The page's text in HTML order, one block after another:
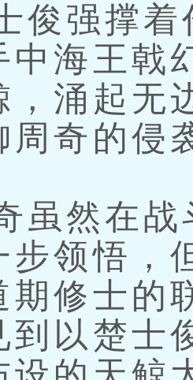
强撑着
中海王戟
，涌起无
周奇的侵
然在战
步领悟，
期修士的
到以楚士